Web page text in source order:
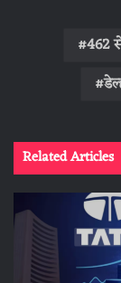
462
Related Articles